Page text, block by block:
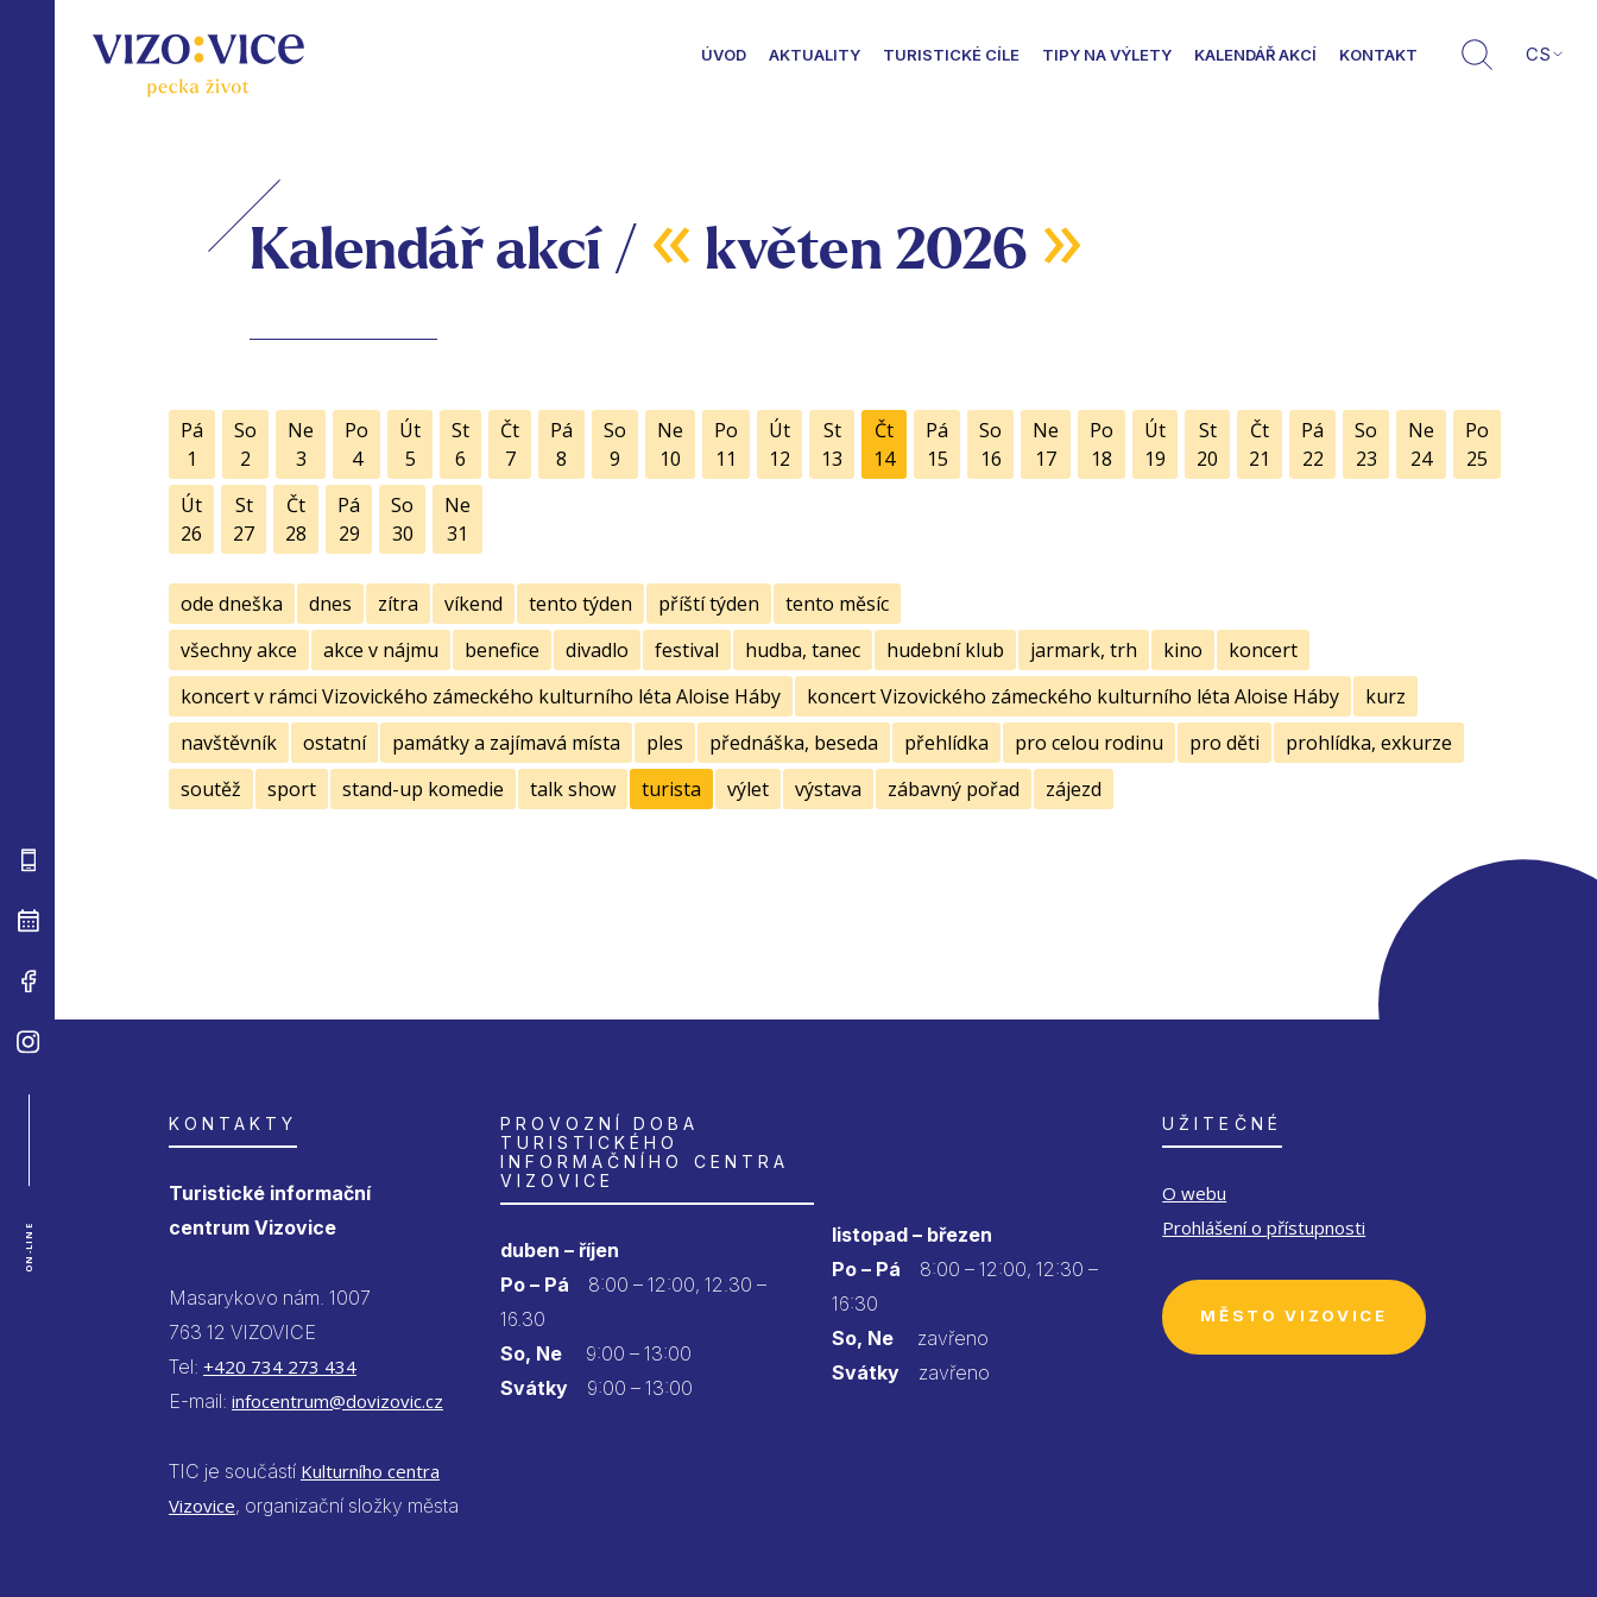
ÚVOD AKTUALITY TURISTICKÉ CÍLE TIPY NA VÝLETY KALENDÁŘ AKCÍ KONTAKT CS
ON-LINE
Kalendář akcí / « květen 2026 »
Pá
1
So
2
Ne
3
Po
4
Út
5
St
6
Čt
7
Pá
8
So
9
Ne
10
Po
11
Út
12
St
13
Čt
14
Pá
15
So
16
Ne
17
Po
18
Út
19
St
20
Čt
21
Pá
22
So
23
Ne
24
Po
25
Út
26
St
27
Čt
28
Pá
29
So
30
Ne
31
ode dneška dnes zítra víkend tento týden příští týden
tento měsíc
všechny akce
akce v nájmu benefice divadlo festival hudba, tanec hudební klub jarmark, trh kino
koncert
koncert v rámci Vizovického zámeckého kulturního léta Aloise Háby
koncert Vizovického zámeckého kulturního léta Aloise Háby
kurz
navštěvník
ostatní památky a zajímavá místa ples přednáška, beseda přehlídka pro celou rodinu pro děti
prohlídka, exkurze
soutěž
sport stand-up komedie talk show turista výlet výstava zábavný pořad zájezd
KONTAKTY
Turistické informační
centrum Vizovice
Masarykovo nám. 1007
763 12 VIZOVICE
Tel: +420 734 273 434
E-mail: infocentrum@dovizovic.cz
TIC je součástí Kulturního centra
Vizovice, organizační složky města
PROVOZNÍ DOBA
TURISTICKÉHO
INFORMAČNÍHO CENTRA
VIZOVICE
duben – říjen
Po – Pá
8:00 – 12:00, 12.30 –
16.30
So, Ne9:00 – 13:00
Svátky9:00 – 13:00
listopad – březen
Po – Pá 8:00 – 12:00, 12:30 –
16:30
So, Nezavřeno
Svátkyzavřeno
UŽITEČNÉ
O webu
Prohlášení o přístupnosti
MĚSTO VIZOVICE